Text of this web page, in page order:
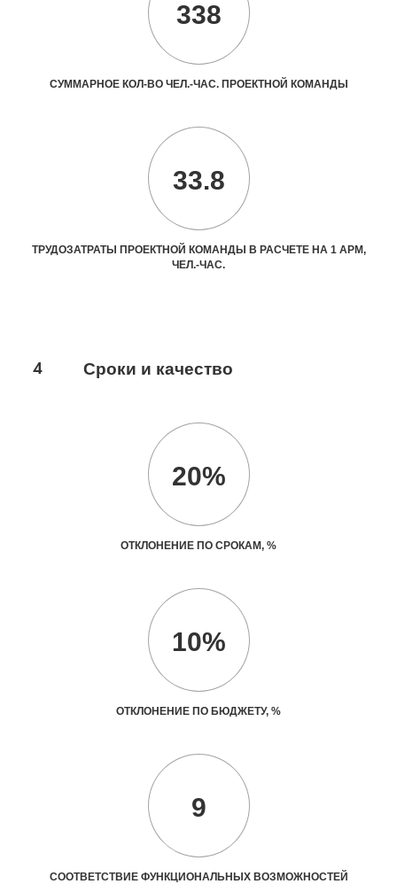
338
СУММАРНОЕ КОЛ-ВО ЧЕЛ.-ЧАС. ПРОЕКТНОЙ КОМАНДЫ
33.8
ТРУДОЗАТРАТЫ ПРОЕКТНОЙ КОМАНДЫ В РАСЧЕТЕ НА 1 АРМ,
ЧЕЛ.-ЧАС.
4 Сроки и качество
20%
ОТКЛОНЕНИЕ ПО СРОКАМ, %
10%
ОТКЛОНЕНИЕ ПО БЮДЖЕТУ, %
9
СООТВЕТСТВИЕ ФУНКЦИОНАЛЬНЫХ ВОЗМОЖНОСТЕЙ